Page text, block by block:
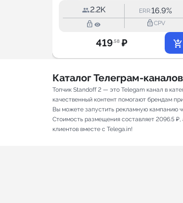
2.2K ERR:16.9%
lock_outline lock_outlineCPV
419.58 ₽
Каталог Телеграм-
Топчик Standoff 2 — это Telegam канал в
качественный контент помогают брендам
Вы можете запустить рекламную кампанию
Стоимость размещения составляет 2096.5
клиентов вместе с Telega.in!